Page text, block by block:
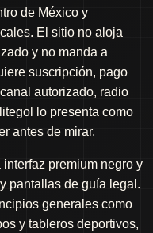
de México y
El sitio no aloja
y no manda a
suscripción, pago
autorizado, radio
lo presenta como
antes de mirar.
premium negro y
pantallas de guía legal.
generales como
y tableros deportivos,